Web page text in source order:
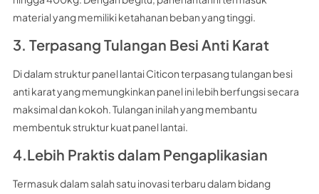
material yang memiliki ketahanan beban yang tinggi.
3. Terpasang Tulangan Besi Anti Karat
Di dalam struktur panel lantai Citicon terpasang tulangan besi
anti karat yang memungkinkan panel ini lebih berfungsi secara
maksimal dan kokoh. Tulangan inilah yang membantu
membentuk struktur kuat panel lantai.
4.Lebih Praktis dalam Pengaplikasian
Termasuk dalam salah satu inovasi terbaru dalam bidang